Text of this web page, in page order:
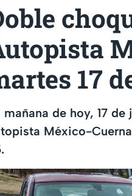
17
mañana de hoy, 17
México-